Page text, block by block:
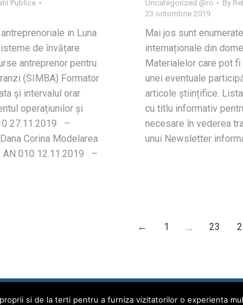
Publice
in Luna
de învățare
antreprenor pentru
(SIMBA) Formator
și intervalul orar
operațiunilor și
27.11.2019 –
Corina Modelarea
010 12.11.2019 –
Uncategorized @ro By
23 octombrie 2019
Mai jos sunt
internaționale din
Materialelor care pot
unei eventuale
articole științifice.
cu titlu informativ
necesare în vederea
unui Newsletter
← 1 … 23
București
si de la terti pentru a furniza vizitatorilor o experienta